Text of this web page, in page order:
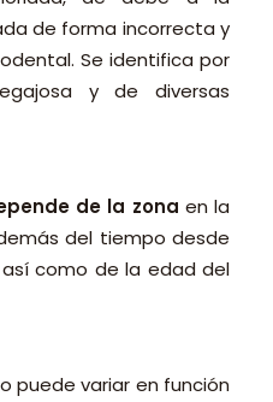
de forma incorrecta y
Se identifica por
y de diversas
de la zona en la
del tiempo desde
como de la edad del
puede variar en función